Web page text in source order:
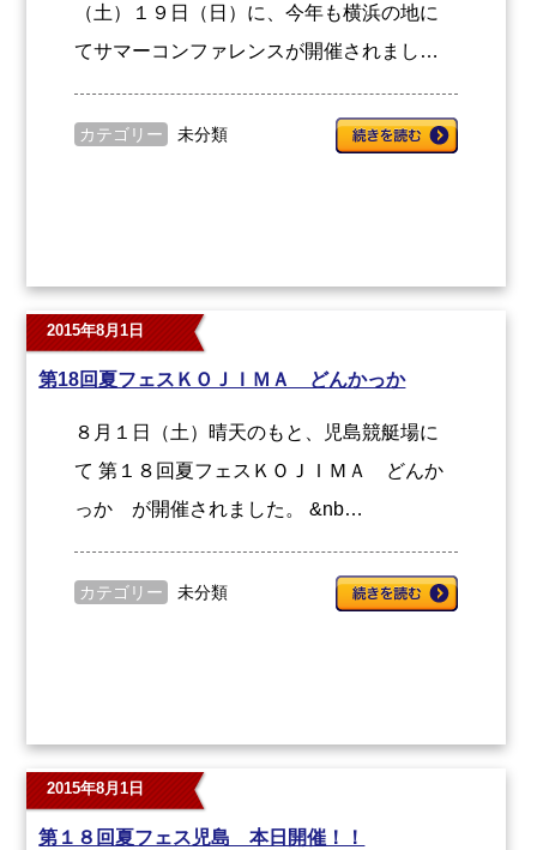
（土）１９日（日）に、今年も横浜の地に
てサマーコンファレンスが開催されまし…
カテゴリー 未分類
2015年8月1日
第18回夏フェスＫＯＪＩＭＡ どんかっか
８月１日（土）晴天のもと、児島競艇場に
て 第１８回夏フェスＫＯＪＩＭＡ どんか
っか が開催されました。 &nb…
カテゴリー 未分類
2015年8月1日
第１８回夏フェス児島 本日開催！！